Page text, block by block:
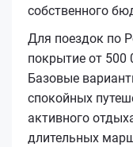
собственного
Для поездок по
покрытие от 500
Базовые
спокойных
активного
длительных